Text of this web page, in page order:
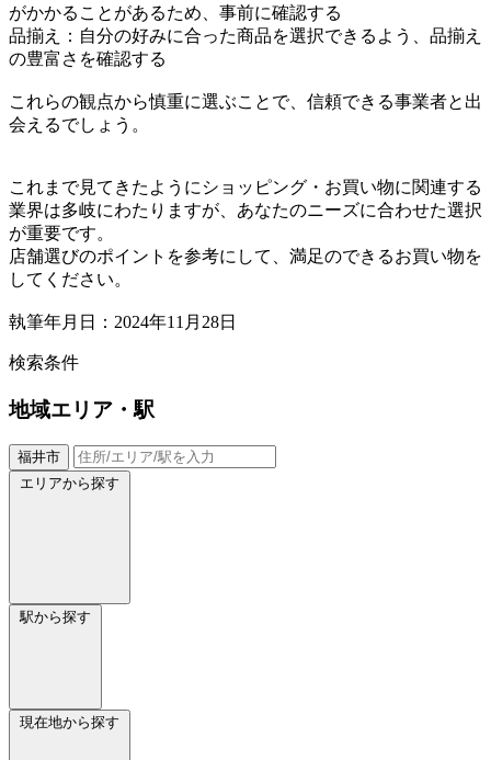
がかかることがあるため、事前に確認する
品揃え：自分の好みに合った商品を選択できるよう、品揃え
の豊富さを確認する
これらの観点から慎重に選ぶことで、信頼できる事業者と出
会えるでしょう。
これまで見てきたようにショッピング・お買い物に関連する
業界は多岐にわたりますが、あなたのニーズに合わせた選択
が重要です。
店舗選びのポイントを参考にして、満足のできるお買い物を
してください。
執筆年月日：2024年11月28日
検索条件
地域エリア・駅
福井市
エリアから探す
駅から探す
現在地から探す